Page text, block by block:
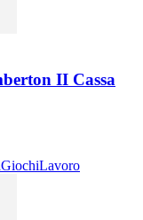
II Cassa
GiochiLavoro